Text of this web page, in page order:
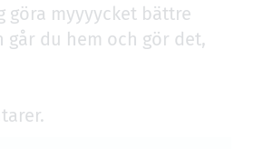
göra myyyycket bättre
går du hem och gör det,